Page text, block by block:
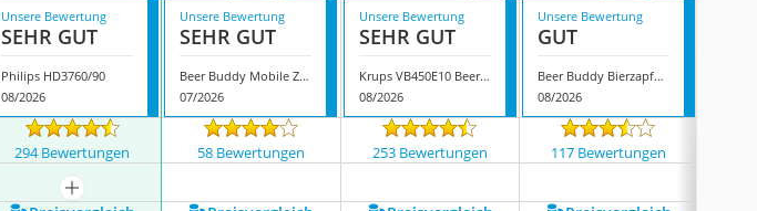
Unsere Bewertung
SEHR GUT
Philips HD3760/90
08/2026
Unsere Bewertung
SEHR GUT
Beer Buddy Mobile Zapfanlage
07/2026
Unsere Bewertung
SEHR GUT
Krups VB450E10 Beertender Compact
08/2026
Unsere Bewertung
GUT
Beer Buddy Bierzapfanlage
08/2026
294 Bewertungen 58 Bewertungen 253 Bewertungen 117 Bewertungen
mehr anzeigen